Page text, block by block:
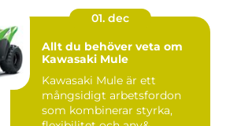
01. dec
Allt du behöver veta om
Kawasaki Mule
Kawasaki Mule är ett
mångsidigt arbetsfordon
som kombinerar styrka,